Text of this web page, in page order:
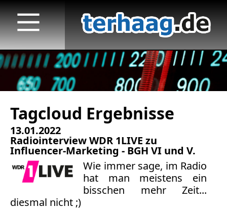
Tagcloud Ergebnisse
13.01.2022
Radiointerview WDR 1LIVE zu
Influencer-Marketing - BGH VI und V.
Wie immer sage, im Radio
hat man meistens ein
bisschen mehr Zeit...
diesmal nicht ;)
Startseite
Veröffentlichungen
TV
Radio
print & online